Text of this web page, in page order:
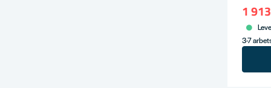
1
3-7